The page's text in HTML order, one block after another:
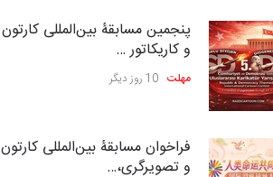
پنجمین مسابقۀ بین‌المللی کارتون
و کاریکاتور …
مهلت 10 روز دیگر
فراخوان مسابقۀ بین‌المللی کارتون
و تصویرگری،…